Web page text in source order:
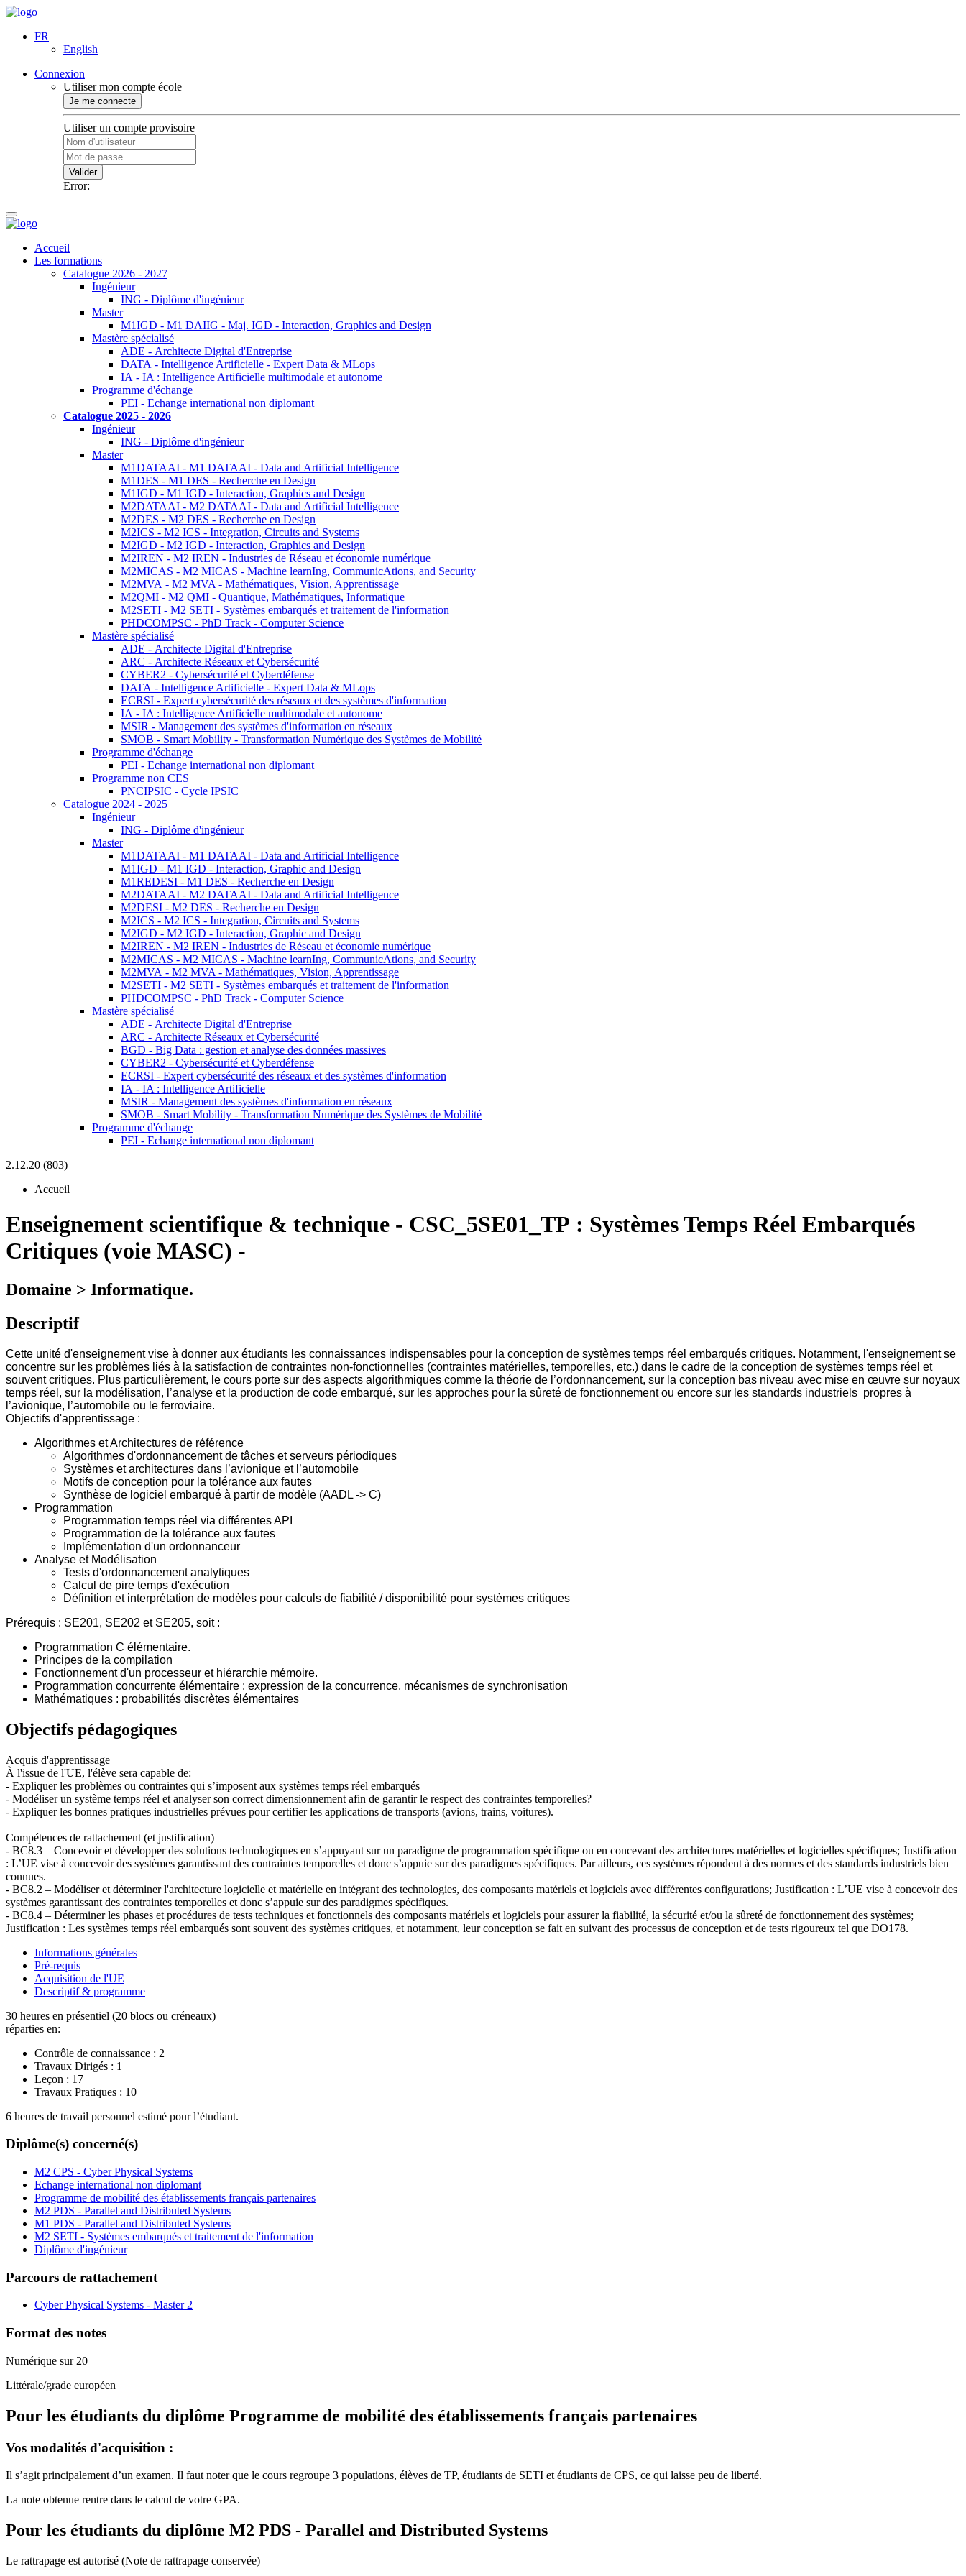
FR
English
Connexion
Utiliser mon compte école
Je me connecte
Utiliser un compte provisoire
Valider
Error:
Accueil
Les formations
Catalogue 2026 - 2027
Ingénieur
ING - Diplôme d'ingénieur
Master
M1IGD - M1 DAIIG - Maj. IGD - Interaction, Graphics and Design
Mastère spécialisé
ADE - Architecte Digital d'Entreprise
DATA - Intelligence Artificielle - Expert Data & MLops
IA - IA : Intelligence Artificielle multimodale et autonome
Programme d'échange
PEI - Echange international non diplomant
Catalogue 2025 - 2026
Ingénieur
ING - Diplôme d'ingénieur
Master
M1DATAAI - M1 DATAAI - Data and Artificial Intelligence
M1DES - M1 DES - Recherche en Design
M1IGD - M1 IGD - Interaction, Graphics and Design
M2DATAAI - M2 DATAAI - Data and Artificial Intelligence
M2DES - M2 DES - Recherche en Design
M2ICS - M2 ICS - Integration, Circuits and Systems
M2IGD - M2 IGD - Interaction, Graphics and Design
M2IREN - M2 IREN - Industries de Réseau et économie numérique
M2MICAS - M2 MICAS - Machine learnIng, CommunicAtions, and Security
M2MVA - M2 MVA - Mathématiques, Vision, Apprentissage
M2QMI - M2 QMI - Quantique, Mathématiques, Informatique
M2SETI - M2 SETI - Systèmes embarqués et traitement de l'information
PHDCOMPSC - PhD Track - Computer Science
Mastère spécialisé
ADE - Architecte Digital d'Entreprise
ARC - Architecte Réseaux et Cybersécurité
CYBER2 - Cybersécurité et Cyberdéfense
DATA - Intelligence Artificielle - Expert Data & MLops
ECRSI - Expert cybersécurité des réseaux et des systèmes d'information
IA - IA : Intelligence Artificielle multimodale et autonome
MSIR - Management des systèmes d'information en réseaux
SMOB - Smart Mobility - Transformation Numérique des Systèmes de Mobilité
Programme d'échange
PEI - Echange international non diplomant
Programme non CES
PNCIPSIC - Cycle IPSIC
Catalogue 2024 - 2025
Ingénieur
ING - Diplôme d'ingénieur
Master
M1DATAAI - M1 DATAAI - Data and Artificial Intelligence
M1IGD - M1 IGD - Interaction, Graphic and Design
M1REDESI - M1 DES - Recherche en Design
M2DATAAI - M2 DATAAI - Data and Artificial Intelligence
M2DESI - M2 DES - Recherche en Design
M2ICS - M2 ICS - Integration, Circuits and Systems
M2IGD - M2 IGD - Interaction, Graphic and Design
M2IREN - M2 IREN - Industries de Réseau et économie numérique
M2MICAS - M2 MICAS - Machine learnIng, CommunicAtions, and Security
M2MVA - M2 MVA - Mathématiques, Vision, Apprentissage
M2SETI - M2 SETI - Systèmes embarqués et traitement de l'information
PHDCOMPSC - PhD Track - Computer Science
Mastère spécialisé
ADE - Architecte Digital d'Entreprise
ARC - Architecte Réseaux et Cybersécurité
BGD - Big Data : gestion et analyse des données massives
CYBER2 - Cybersécurité et Cyberdéfense
ECRSI - Expert cybersécurité des réseaux et des systèmes d'information
IA - IA : Intelligence Artificielle
MSIR - Management des systèmes d'information en réseaux
SMOB - Smart Mobility - Transformation Numérique des Systèmes de Mobilité
Programme d'échange
PEI - Echange international non diplomant
2.12.20 (803)
Accueil
Enseignement scientifique & technique - CSC_5SE01_TP : Systèmes Temps Réel Embarqués
Critiques (voie MASC) -
Domaine > Informatique.
Descriptif
Cette unité d'enseignement vise à donner aux étudiants les connaissances indispensables pour la conception de systèmes temps réel embarqués critiques. Notamment, l'enseignement se
concentre sur les problèmes liés à la satisfaction de contraintes non-fonctionnelles (contraintes matérielles, temporelles, etc.) dans le cadre de la conception de systèmes temps réel et
souvent critiques. Plus particulièrement, le cours porte sur des aspects algorithmiques comme la théorie de l’ordonnancement, sur la conception bas niveau avec mise en œuvre sur noyaux
temps réel, sur la modélisation, l’analyse et la production de code embarqué, sur les approches pour la sûreté de fonctionnement ou encore sur les standards industriels propres à
l’avionique, l’automobile ou le ferroviaire.
Objectifs d'apprentissage :
Algorithmes et Architectures de référence
Algorithmes d'ordonnancement de tâches et serveurs périodiques
Systèmes et architectures dans l’avionique et l’automobile
Motifs de conception pour la tolérance aux fautes
Synthèse de logiciel embarqué à partir de modèle (AADL -> C)
Programmation
Programmation temps réel via différentes API
Programmation de la tolérance aux fautes
Implémentation d'un ordonnanceur
Analyse et Modélisation
Tests d'ordonnancement analytiques
Calcul de pire temps d'exécution
Définition et interprétation de modèles pour calculs de fiabilité / disponibilité pour systèmes critiques
Prérequis : SE201, SE202 et SE205, soit :
Programmation C élémentaire.
Principes de la compilation
Fonctionnement d'un processeur et hiérarchie mémoire.
Programmation concurrente élémentaire : expression de la concurrence, mécanismes de synchronisation
Mathématiques : probabilités discrètes élémentaires
Objectifs pédagogiques
Acquis d'apprentissage
À l'issue de l'UE, l'élève sera capable de:
- Expliquer les problèmes ou contraintes qui s’imposent aux systèmes temps réel embarqués
- Modéliser un système temps réel et analyser son correct dimensionnement afin de garantir le respect des contraintes temporelles?
- Expliquer les bonnes pratiques industrielles prévues pour certifier les applications de transports (avions, trains, voitures).
Compétences de rattachement (et justification)
- BC8.3 – Concevoir et développer des solutions technologiques en s’appuyant sur un paradigme de programmation spécifique ou en concevant des architectures matérielles et logicielles spécifiques; Justification
: L’UE vise à concevoir des systèmes garantissant des contraintes temporelles et donc s’appuie sur des paradigmes spécifiques. Par ailleurs, ces systèmes répondent à des normes et des standards industriels bien
connues.
- BC8.2 – Modéliser et déterminer l'architecture logicielle et matérielle en intégrant des technologies, des composants matériels et logiciels avec différentes configurations; Justification : L’UE vise à concevoir des
systèmes garantissant des contraintes temporelles et donc s’appuie sur des paradigmes spécifiques.
- BC8.4 – Déterminer les phases et procédures de tests techniques et fonctionnels des composants matériels et logiciels pour assurer la fiabilité, la sécurité et/ou la sûreté de fonctionnement des systèmes;
Justification : Les systèmes temps réel embarqués sont souvent des systèmes critiques, et notamment, leur conception se fait en suivant des processus de conception et de tests rigoureux tel que DO178.
Informations générales
Pré-requis
Acquisition de l'UE
Descriptif & programme
30 heures en présentiel (20 blocs ou créneaux)
réparties en:
Contrôle de connaissance : 2
Travaux Dirigés : 1
Leçon : 17
Travaux Pratiques : 10
6 heures de travail personnel estimé pour l’étudiant.
Diplôme(s) concerné(s)
M2 CPS - Cyber Physical Systems
Echange international non diplomant
Programme de mobilité des établissements français partenaires
M2 PDS - Parallel and Distributed Systems
M1 PDS - Parallel and Distributed Systems
M2 SETI - Systèmes embarqués et traitement de l'information
Diplôme d'ingénieur
Parcours de rattachement
Cyber Physical Systems - Master 2
Format des notes
Numérique sur 20
Littérale/grade européen
Pour les étudiants du diplôme Programme de mobilité des établissements français partenaires
Vos modalités d'acquisition :
Il s’agit principalement d’un examen. Il faut noter que le cours regroupe 3 populations, élèves de TP, étudiants de SETI et étudiants de CPS, ce qui laisse peu de liberté.
La note obtenue rentre dans le calcul de votre GPA.
Pour les étudiants du diplôme M2 PDS - Parallel and Distributed Systems
Le rattrapage est autorisé (Note de rattrapage conservée)